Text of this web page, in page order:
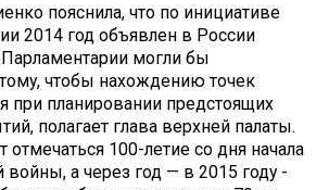
пояснила, что по инициативе
2014 год объявлен в России
могли бы
чтобы нахождению точек
при планировании предстоящих
полагает глава верхней палаты.
отмечаться 100-летие со дня начала
а через год — в 2015 году -